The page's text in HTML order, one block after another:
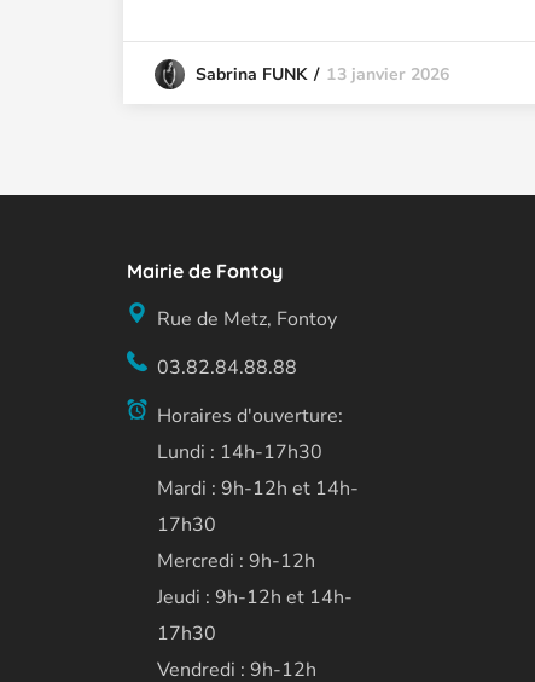
Sabrina FUNK 13 janvier 2026
Mairie de Fontoy
Rue de Metz, Fontoy
03.82.84.88.88
Horaires d'ouverture:
Lundi : 14h-17h30
Mardi : 9h-12h et 14h-
17h30
Mercredi : 9h-12h
Jeudi : 9h-12h et 14h-
17h30
Vendredi : 9h-12h